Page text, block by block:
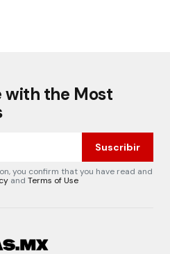
with the Most
Suscribir
you confirm that you have read and
and Terms of Use